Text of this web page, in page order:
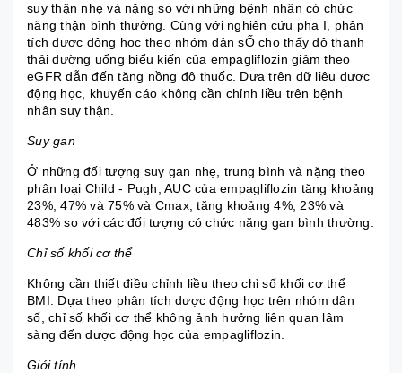
suy thận nhẹ và nặng so với những bệnh nhân có chức
năng thận bình thường. Cùng với nghiên cứu pha I, phân
tích dược động học theo nhóm dân sỐ cho thấy độ thanh
thải đường uống biểu kiến của empagliflozin giảm theo
eGFR dẫn đến tăng nồng độ thuốc. Dựa trên dữ liệu dược
động học, khuyến cáo không cần chỉnh liều trên bệnh
nhân suy thận.
Suy gan
Ở những đối tượng suy gan nhẹ, trung bình và nặng theo
phân loại Child - Pugh, AUC của empagliflozin tăng khoảng
23%, 47% và 75% và Cmax, tăng khoảng 4%, 23% và
483% so với các đối tượng có chức năng gan bình thường.
Chỉ số khối cơ thể
Không cần thiết điều chỉnh liều theo chỉ số khối cơ thể
BMI. Dựa theo phân tích dược động học trên nhóm dân
số, chỉ số khối cơ thể không ảnh hưởng liên quan lâm
sàng đến dược động học của empagliflozin.
Giới tính